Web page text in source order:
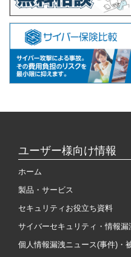
ユーザー様向け情報
ホーム
製品・サービス
セキュリティお役立ち資料
サイバーセキュリティ・情報漏
個人情報漏洩ニュース(事件)・